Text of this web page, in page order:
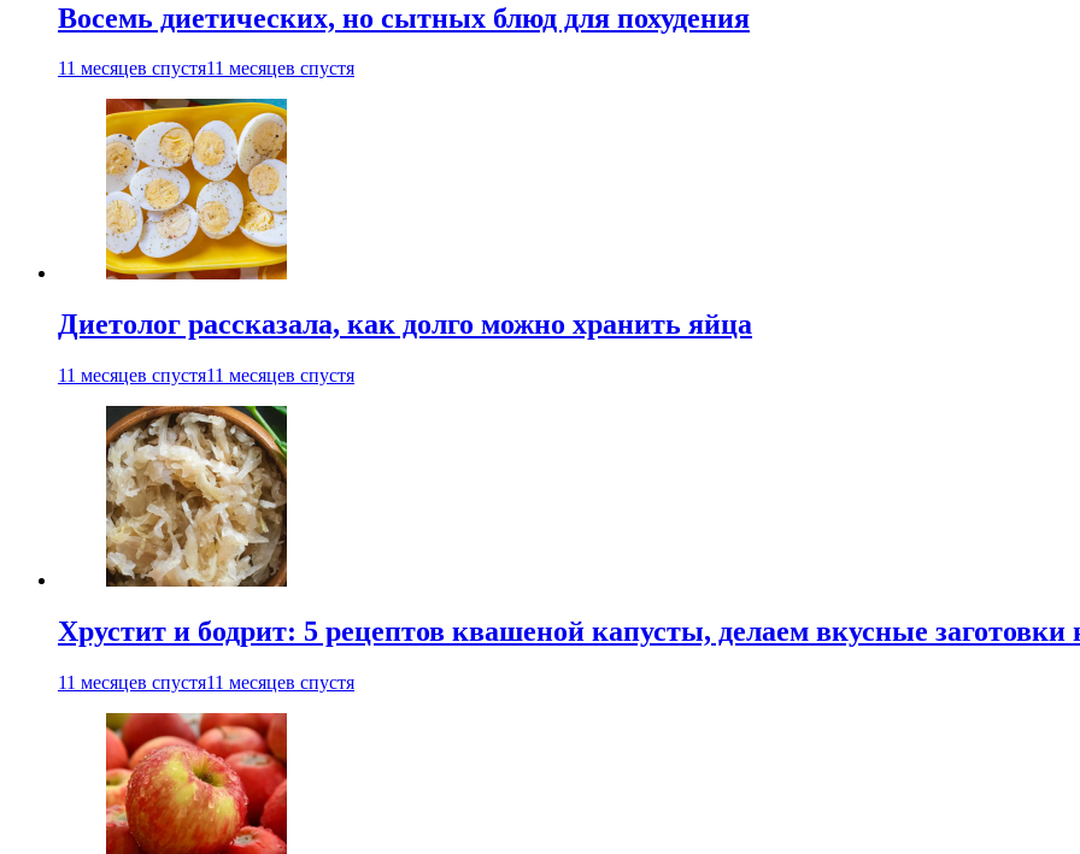
Восемь диетических, но сытных блюд для похудения
11 месяцев спустя11 месяцев спустя
Диетолог рассказала, как долго можно хранить яйца
11 месяцев спустя11 месяцев спустя
Хрустит и бодрит: 5 рецептов квашеной капусты, делаем вкусные заготовки
11 месяцев спустя11 месяцев спустя